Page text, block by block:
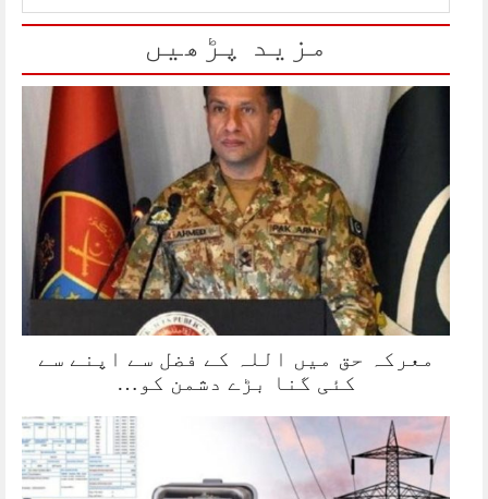
مزید پڑھیں
معرکہ حق میں اللہ کے فضل سے اپنے سے
کئی گنا بڑے دشمن کو…